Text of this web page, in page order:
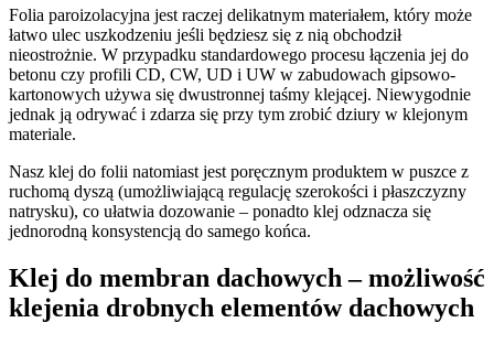
Folia paroizolacyjna jest raczej delikatnym materiałem, który może
łatwo ulec uszkodzeniu jeśli będziesz się z nią obchodził
nieostrożnie. W przypadku standardowego procesu łączenia jej do
betonu czy profili CD, CW, UD i UW w zabudowach gipsowo-
kartonowych używa się dwustronnej taśmy klejącej. Niewygodnie
jednak ją odrywać i zdarza się przy tym zrobić dziury w klejonym
materiale.
Nasz klej do folii natomiast jest poręcznym produktem w puszce z
ruchomą dyszą (umożliwiającą regulację szerokości i płaszczyzny
natrysku), co ułatwia dozowanie – ponadto klej odznacza się
jednorodną konsystencją do samego końca.
Klej do membran dachowych – możliwość
klejenia drobnych elementów dachowych